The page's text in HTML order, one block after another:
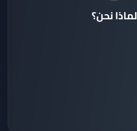
لماذا نحن؟